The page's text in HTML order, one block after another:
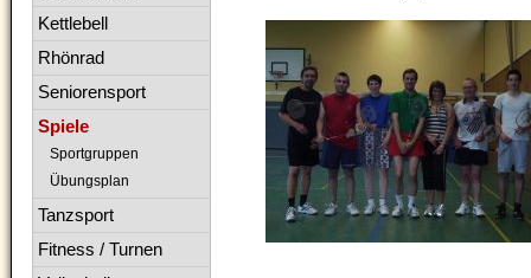
Kettlebell
Rhönrad
Seniorensport
Spiele
Sportgruppen
Übungsplan
Tanzsport
Fitness / Turnen